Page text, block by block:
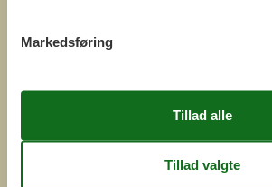
Danmark
Cofman.com
Markedsføring